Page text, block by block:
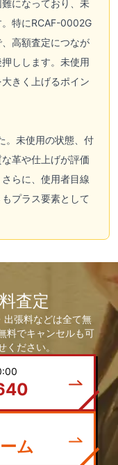
になっており、未
特にRCAF-0002G
高額査定につなが
しします。未使用
きく上げるポイン
。未使用の状態、付
革や仕上げが評価
らに、使用者目線
プラス要素として
査定
張料などは全て無
料でキャンセルも可
ださい。
ム